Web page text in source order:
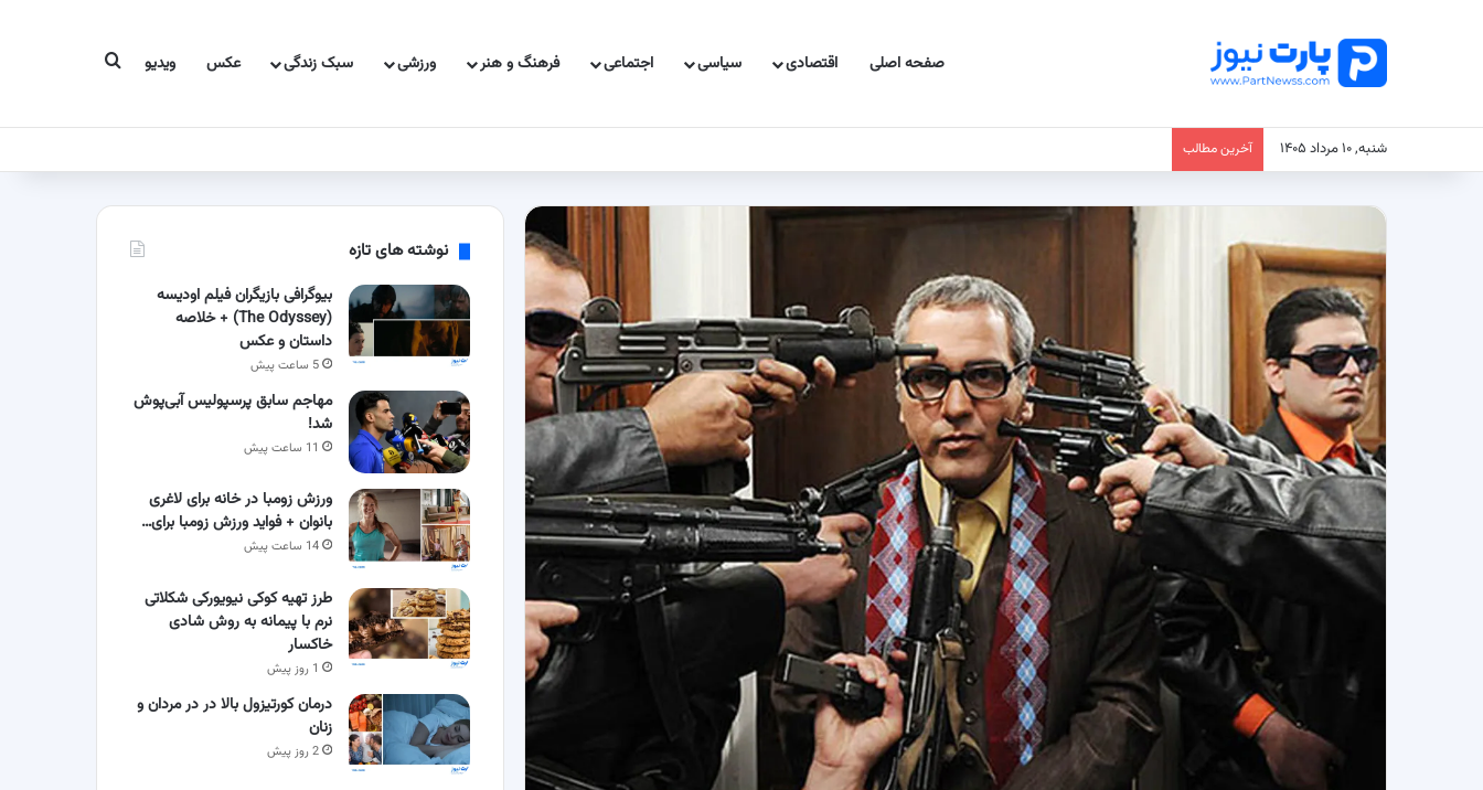
صفحه اصلی اقتصادی سیاسی اجتماعی فرهنگ و هنر ورزشی سبک زندگی عکس ویدیو جستجو برای
شنبه, ۱۰ مرداد ۱۴۰۵ آخرین مطالب
نوشته های تازه
بیوگرافی بازیگران فیلم اودیسه
(The Odyssey) + خلاصه
داستان و عکس
5 ساعت پیش
مهاجم سابق پرسپولیس آبی‌پوش
شد!
11 ساعت پیش
ورزش زومبا در خانه برای لاغری
بانوان + فواید ورزش زومبا برای…
14 ساعت پیش
طرز تهیه کوکی نیویورکی شکلاتی
نرم با پیمانه به روش شادی
خاکسار
1 روز پیش
درمان کورتیزول بالا در در مردان و
زنان
2 روز پیش